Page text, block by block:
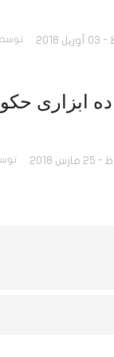
توسط
ابزاری